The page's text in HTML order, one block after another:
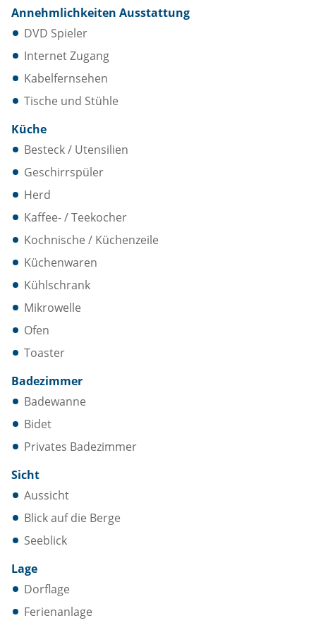
Annehmlichkeiten Ausstattung
DVD Spieler
Internet Zugang
Kabelfernsehen
Tische und Stühle
Küche
Besteck / Utensilien
Geschirrspüler
Herd
Kaffee- / Teekocher
Kochnische / Küchenzeile
Küchenwaren
Kühlschrank
Mikrowelle
Ofen
Toaster
Badezimmer
Badewanne
Bidet
Privates Badezimmer
Sicht
Aussicht
Blick auf die Berge
Seeblick
Lage
Dorflage
Ferienanlage